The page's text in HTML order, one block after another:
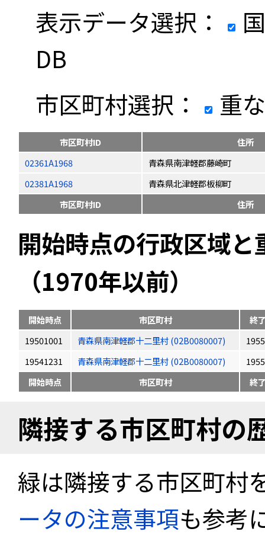
表示データ選択：
DB
市区町村選択：
重
市区町村ID
住所
02361A1968
青森県南津軽郡藤崎町
02381A1968
青森県北津軽郡板柳町
市区町村ID
住所
開始時点の行政区域
（1970年以前）
開始時点 市区町村
終
19501001
青森県南津軽郡十二里村 (02B0080007)
19541231
青森県南津軽郡十二里村 (02B0080007)
開始時点
市区町村 終
隣接する市区町村の
緑は隣接する市区町村
ータの注意事項も参考